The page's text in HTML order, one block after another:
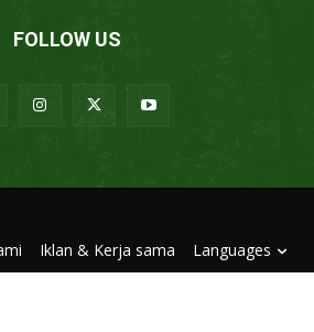
FOLLOW US
Iklan & Kerja sama Languages